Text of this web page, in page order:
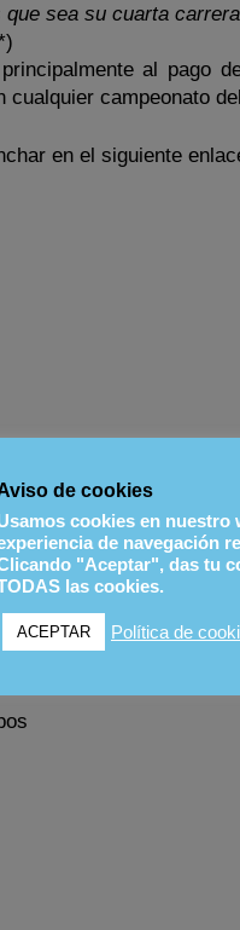
sea su cuarta
al pago
campeonato
en el siguiente
de cookies
cookies en nuestro
de navegación
"Aceptar", das tu
las cookies.
ACEPTAR Política de